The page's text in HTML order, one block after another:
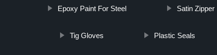
Epoxy Paint For Steel Satin
Tig Gloves Plastic Seals